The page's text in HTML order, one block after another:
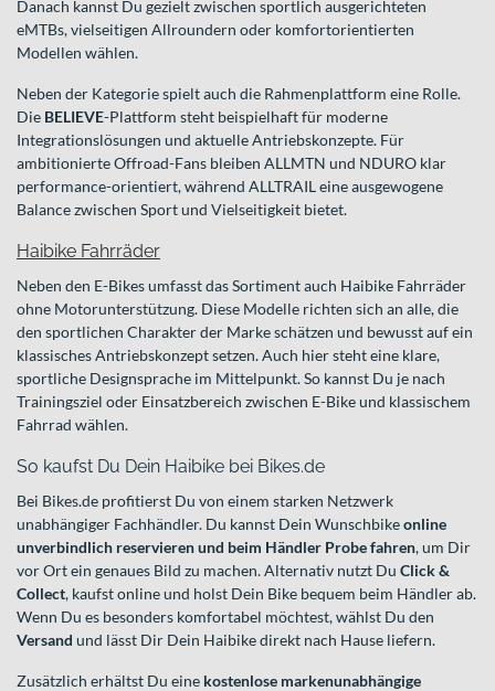
Danach kannst Du gezielt zwischen sportlich ausgerichteten
eMTBs, vielseitigen Allroundern oder komfortorientierten
Modellen wählen.
Neben der Kategorie spielt auch die Rahmenplattform eine Rolle.
Die BELIEVE-Plattform steht beispielhaft für moderne
Integrationslösungen und aktuelle Antriebskonzepte. Für
ambitionierte Offroad-Fans bleiben ALLMTN und NDURO klar
performance-orientiert, während ALLTRAIL eine ausgewogene
Balance zwischen Sport und Vielseitigkeit bietet.
Haibike Fahrräder
Neben den E-Bikes umfasst das Sortiment auch Haibike Fahrräder
ohne Motorunterstützung. Diese Modelle richten sich an alle, die
den sportlichen Charakter der Marke schätzen und bewusst auf ein
klassisches Antriebskonzept setzen. Auch hier steht eine klare,
sportliche Designsprache im Mittelpunkt. So kannst Du je nach
Trainingsziel oder Einsatzbereich zwischen E-Bike und klassischem
Fahrrad wählen.
So kaufst Du Dein Haibike bei Bikes.de
Bei Bikes.de profitierst Du von einem starken Netzwerk
unabhängiger Fachhändler. Du kannst Dein Wunschbikeonline
unverbindlich reservieren und beim Händler Probe fahren, um Dir
vor Ort ein genaues Bild zu machen. Alternativ nutzt Du Click &
Collect, kaufst online und holst Dein Bike bequem beim Händler ab.
Wenn Du es besonders komfortabel möchtest, wählst Du den
Versand und lässt Dir Dein Haibike direkt nach Hause liefern.
Zusätzlich erhältst Du eine kostenlose markenunabhängige